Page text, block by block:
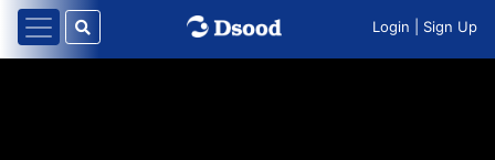
Login Sign Up